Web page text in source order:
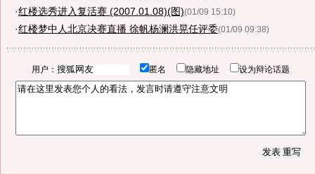
·红楼选秀进入复活赛 (2007.01.08)(图)(01/09 15:10)
·红楼梦中人北京决赛直播 徐帆杨澜洪晃任评委(01/09 09:38)
用户： 匿名 隐藏地址 设为辩论话题